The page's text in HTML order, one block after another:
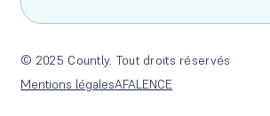
© 2025 Countly. Tout droits réservés
Mentions légalesAFALENCE